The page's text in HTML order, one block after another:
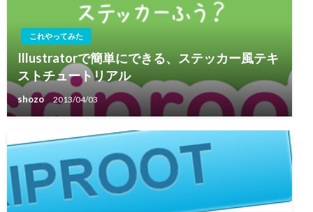
これやってみた
Illustratorで簡単にできる、ステッカー風テキ
ストチュートリアル
shozo 2013/04/03